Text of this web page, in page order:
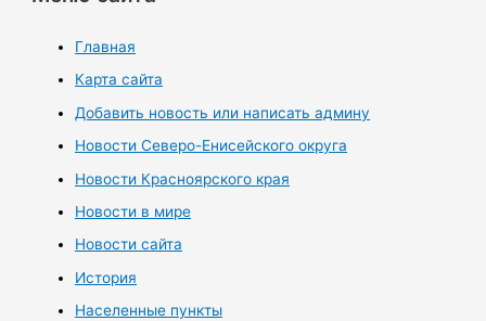
Главная
Карта сайта
Добавить новость или написать админу
Новости Северо-Енисейского округа
Новости Красноярского края
Новости в мире
Новости сайта
История
Населенные пункты